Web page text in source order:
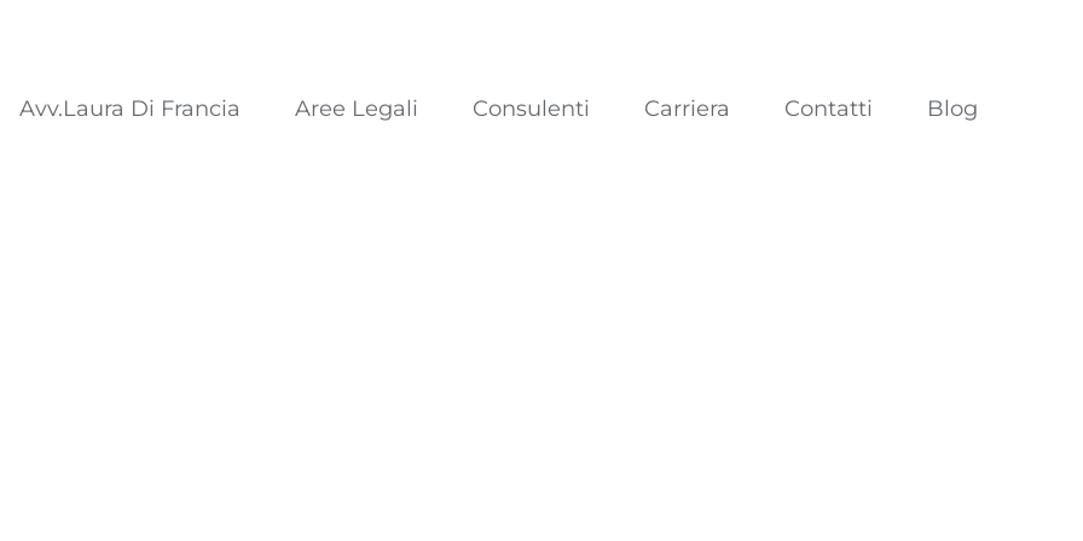
Avv.Laura Di Francia Aree Legali Consulenti Carriera Contatti Blog